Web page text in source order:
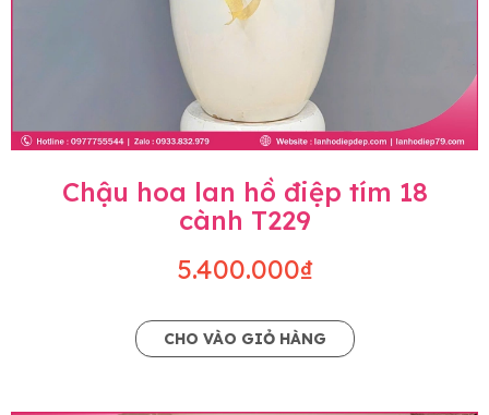
Chậu hoa lan hồ điệp tím 18
cành T229
5.400.000₫
CHO VÀO GIỎ HÀNG